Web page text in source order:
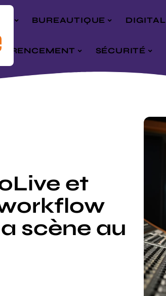
BUREAUTIQUE DIGITAL
SÉCURITÉ
et
scène au